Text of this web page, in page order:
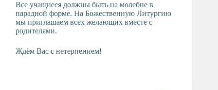
Все учащиеся должны быть на молебне в
парадной форме. На Божественную Литургию
мы приглашаем всех желающих вместе с
родителями.
Ждём Вас с нетерпением!